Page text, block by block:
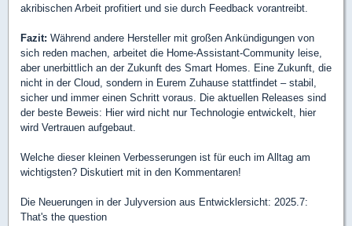
akribischen Arbeit profitiert und sie durch Feedback vorantreibt.
Fazit: Während andere Hersteller mit großen Ankündigungen von
sich reden machen, arbeitet die Home-Assistant-Community leise,
aber unerbittlich an der Zukunft des Smart Homes. Eine Zukunft, die
nicht in der Cloud, sondern in Eurem Zuhause stattfindet – stabil,
sicher und immer einen Schritt voraus. Die aktuellen Releases sind
der beste Beweis: Hier wird nicht nur Technologie entwickelt, hier
wird Vertrauen aufgebaut.
Welche dieser kleinen Verbesserungen ist für euch im Alltag am
wichtigsten? Diskutiert mit in den Kommentaren!
Die Neuerungen in der Julyversion aus Entwicklersicht: 2025.7:
That's the question